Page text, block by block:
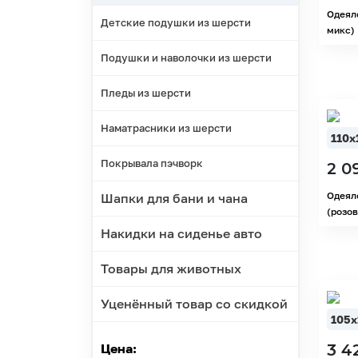
Детские подушки из шерсти
Подушки и наволочки из шерсти
Пледы из шерсти
Наматрасники из шерсти
Покрывала пэчворк
Шапки для бани и чана
Накидки на сиденье авто
Товары для животных
Уценённый товар со скидкой
Цена:
микс)
2
3